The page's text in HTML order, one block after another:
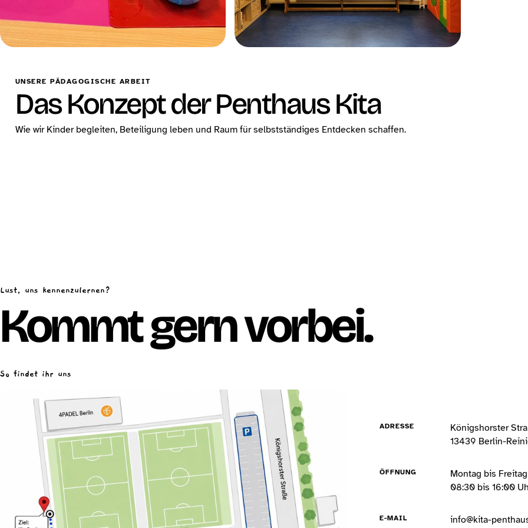
UNSERE PÄDAGOGISCHE ARBEIT
Das Konzept der Penthaus Kita
Wie wir Kinder begleiten, Beteiligung leben und Raum für selbstständiges Entdecken schaffen.
Lust, uns kennenzulernen?
Kommt gern vorbei.
So findet ihr uns
ADRESSE
Königshorster
13439 Berlin-
ÖFFNUNG
Montag bis Freitag
08:30 bis 16:00
E-MAIL info@kita-